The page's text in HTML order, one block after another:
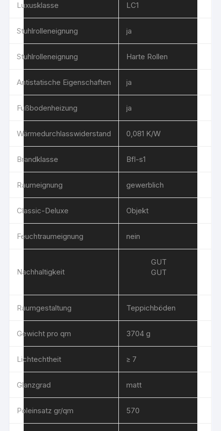
Luxusklasse LC1
Stuhlrolleneignung ja
Stuhlrolleneignung Harte Rollen
Antistatische Eigenschaften ja
Fußbodenheizung ja
Wärmedurchlasswiderstand 0,081 K/W
Brandklasse Bfl-s1
Raumeignung gewerblich
Classic-Deluxe Objekt
Feuchtraumeignung nein
Nachhaltigkeit
GUT
GUT
Raumgestaltung Teppichböden
Gewicht pro qm 3704 g
Lichtechtheit ≥ 7
Glanzgrad matt
Poleinsatz gr/qm 570